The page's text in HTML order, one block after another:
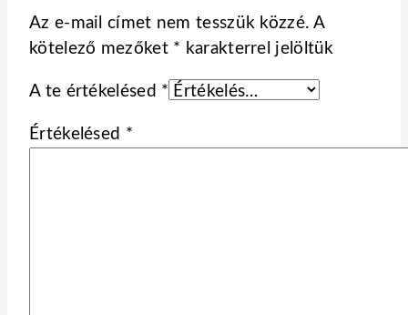
Az e-mail címet nem tesszük közzé. A
kötelező mezőket * karakterrel jelöltük
A te értékelésed *
Értékelésed *